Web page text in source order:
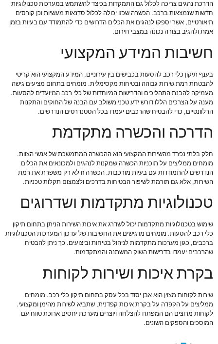
הדרכת נהגים צריכה לכלול גם התמקדות בכיצד להשתמש במערכות טכנולוגיות
חדשות שנמצאות ברכב. הכשרה שכזו יכולה לכלול סדנאות מעשיות וכן קורסים
תיאורטיים, אשר יספקו לנהגים את הכלים הדרושים כדי להתמודד עם בעיות בזמן
אמת ולהגיב בצורה נכונה במצבי חירום.
חשיבות המידע המקצועי
בענף תיקון כלי רכב להסעות בכבישים בין עירוניים, המידע המקצועי הוא קריטי
להבטחת רמת שירות גבוהה ובטיחות מקסימלית. מומחים בתחום מציעים גישה
מעמיקה להבנת התהליכים והדרישות המיוחדות של כלי רכב המיועדים להסעות.
מענה על הצרכים הללו דורש ידע טכני משולב עם הבנה של החוקים והתקנות
הרלוונטיים, כדי להבטיח שהרכבים יעמדו בכל הסטנדרטים הנדרשים.
הדרכה והכשרה מתקדמת
חלק בלתי נפרד מהשירות המקצועי הוא ההכשרה המתמשכת של אנשי הצוות.
מומחים ממליצים על תוכניות הכשרה שמקנות לנהגים ולמכונאים את הכלים
הנדרשים להתמודדות עם בעיות מורכבות. הכשרה זו לא רק משפרת את רמת
השירות, אלא גם תורמת לשיפור הבטיחות בדרכים ולצמצום תקלות טכניות.
טכנולוגיות מתקדמות ושדרוגים
שימוש בטכנולוגיות מתקדמות יכול לשדרג את איכות השירות הניתן בתחום תיקון
כלי רכב להסעות. מומחים מדגישים את החשיבות של עדכון המערכות הטכנולוגיות
ברכבים, כגון מערכות מתקדמות לניהול בטיחות וביצועים. כך ניתן להבטיח
שהרכבים יעמדו בדרישות השוק המשתנה והמתקדמות.
בקרת איכות ושירות לקוחות
שירות לקוחות מצוין הוא אבן יסוד בכל עסק בתחום תיקון כלי רכב. מומחים
ממליצים על הקפדה על בקרת איכות קפדנית, שתביא לשירות מהימן ומקצועי.
לקוחות מרוצים הם המפתח להצלחה ויוצרים מערכת יחסים ארוכת טווח עם
המוסכים והספקים השונים.